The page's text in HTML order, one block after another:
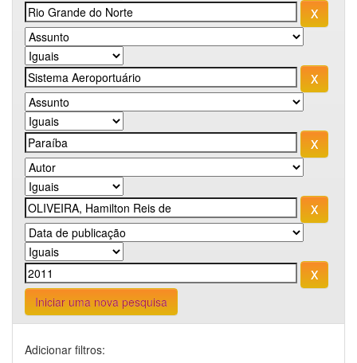
Iniciar uma nova pesquisa
Adicionar filtros: